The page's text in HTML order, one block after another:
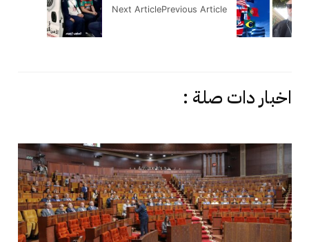
Previous Article
Next Article
اخبار دات صلة :